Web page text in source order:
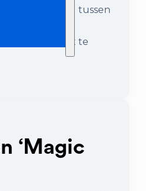
met de afstand tussen
resultaat te
‘Magic